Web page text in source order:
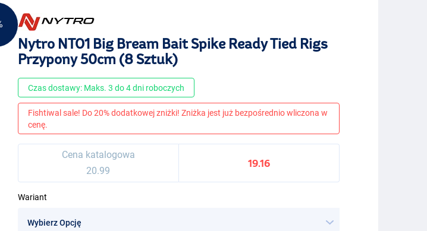
Nytro NTO1 Big Bream Bait Spike Ready Tied Rigs
Przypony 50cm (8 Sztuk)
Czas dostawy: Maks. 3 do 4 dni roboczych
Fishtiwal sale! Do 20% dodatkowej zniżki! Zniżka jest już bezpośrednio wliczona w
cenę.
Cena katalogowa
20.99
19.16
Wariant